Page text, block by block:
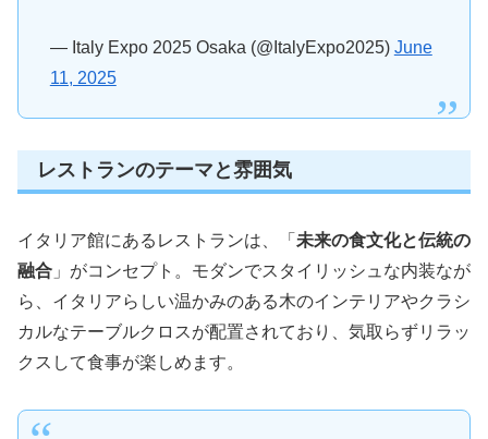
— Italy Expo 2025 Osaka (@ItalyExpo2025) June
11, 2025
レストランのテーマと雰囲気
イタリア館にあるレストランは、「 未来の食文化と伝統の
融合 」がコンセプト。モダンでスタイリッシュな内装なが
ら、イタリアらしい温かみのある木のインテリアやクラシ
カルなテーブルクロスが配置されており、気取らずリラッ
クスして食事が楽しめます。